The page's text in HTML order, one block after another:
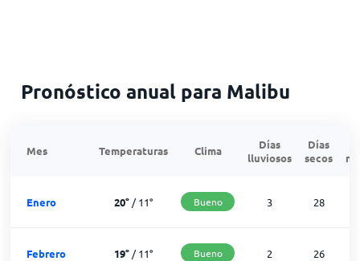
Pronóstico anual para Malibu
Mes Temperaturas Clima
Días
lluviosos
Días
secos
Enero 20° /11° Bueno 3 28
Febrero 19° /11° Bueno 2 26